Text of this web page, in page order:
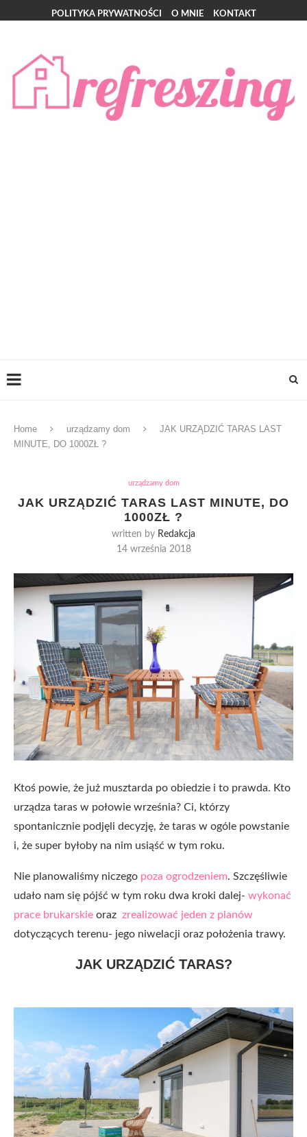
POLITYKA PRYWATNOŚCI O MNIE KONTAKT
Home urządzamy dom
JAK URZĄDZIĆ TARAS LAST
MINUTE, DO 1000ZŁ ?
urządzamy dom
JAK URZĄDZIĆ TARAS LAST MINUTE, DO
1000ZŁ ?
written by Redakcja
14 września 2018
Ktoś powie, że już musztarda po obiedzie i to prawda. Kto
urządza taras w połowie września? Ci, którzy
spontanicznie podjęli decyzję, że taras w ogóle powstanie
i, że super byłoby na nim usiąść w tym roku.
Nie planowaliśmy niczego poza ogrodzeniem. Szczęśliwie
udało nam się pójść w tym roku dwa kroki dalej- wykonać
prace brukarskie oraz zrealizować jeden z planów
dotyczących terenu- jego niwelacji oraz położenia trawy.
JAK URZĄDZIĆ TARAS?